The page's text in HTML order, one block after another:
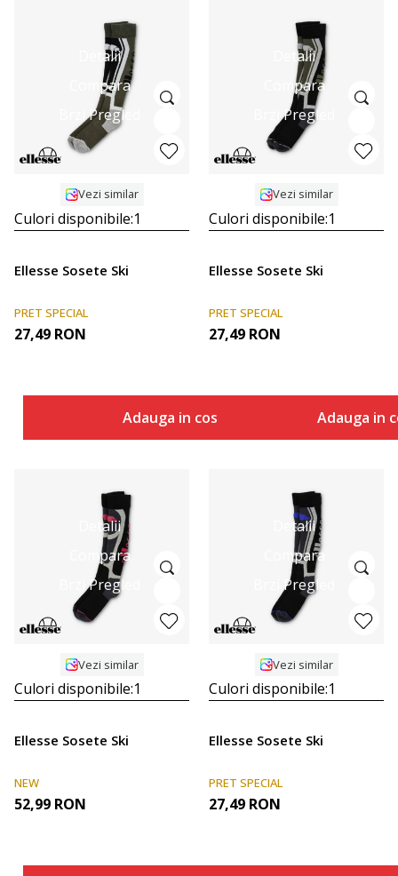
Detalii
Compara
Brzi Pregled
Vezi similar
Culori disponibile:1
Ellesse Sosete Ski
PRET SPECIAL
27,49 RON
Adauga in cos
Detalii
Compara
Brzi Pregled
Vezi similar
Culori disponibile:1
Ellesse Sosete Ski
PRET SPECIAL
27,49 RON
Adauga in
Detalii
Compara
Brzi Pregled
Vezi similar
Culori disponibile:1
Ellesse Sosete Ski
NEW
52,99 RON
Detalii
Compara
Brzi Pregled
Vezi similar
Culori disponibile:1
Ellesse Sosete Ski
PRET SPECIAL
27,49 RON